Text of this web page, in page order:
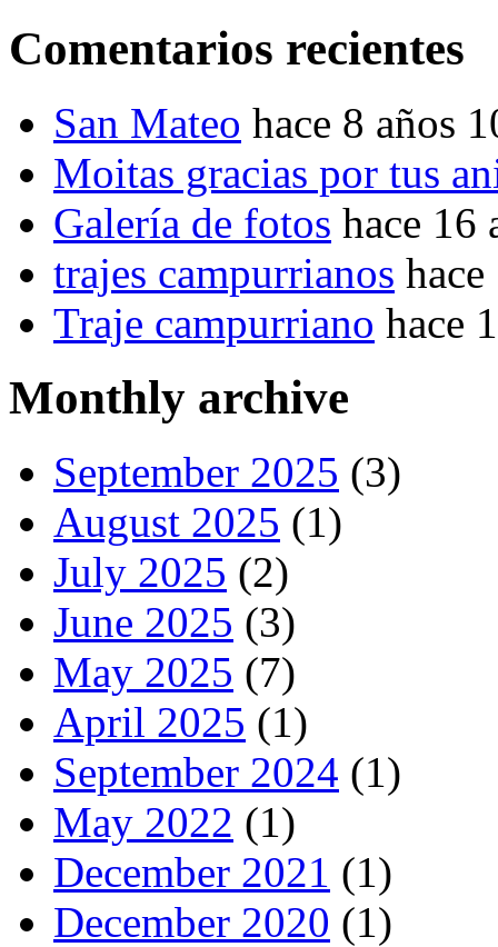
Comentarios recientes
San Mateo hace 8 años
Moitas gracias por tus
Galería de fotos hace 16
trajes campurrianos
Traje campurriano hace
Monthly archive
September 2025 (3)
August 2025 (1)
July 2025 (2)
June 2025 (3)
May 2025 (7)
April 2025 (1)
September 2024 (1)
May 2022 (1)
December 2021 (1)
December 2020 (1)